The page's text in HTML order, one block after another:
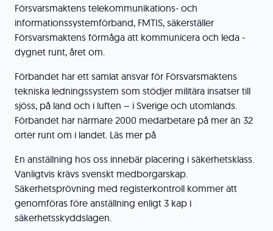
Försvarsmaktens telekommunikations- och
informationssystemförband, FMTIS, säkerställer
Försvarsmaktens förmåga att kommunicera och leda -
dygnet runt, året om.
Förbandet har ett samlat ansvar för Försvarsmaktens
tekniska ledningssystem som stödjer militära insatser till
sjöss, på land och i luften – i Sverige och utomlands.
Förbandet har närmare 2000 medarbetare på mer än 32
orter runt om i landet. Läs mer på
En anställning hos oss innebär placering i säkerhetsklass.
Vanligtvis krävs svenskt medborgarskap.
Säkerhetsprövning med registerkontroll kommer att
genomföras före anställning enligt 3 kap i
säkerhetsskyddslagen.